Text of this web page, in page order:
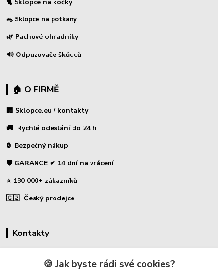
🐈 Sklopce na kočky
🐀 Sklopce na potkany
🌿 Pachové ohradníky
🔊 Odpuzovače škůdců
🏠 O FIRMĚ
🏢 Sklopce.eu / kontakty
🚚 Rychlé odeslání do 24 h
🔒 Bezpečný nákup
🛡️ GARANCE ✔ 14 dní na vrácení
⭐ 180 000+ zákazníků
🇨🇿 Český prodejce
Kontakty
🍪 Jak byste rádi své cookies?